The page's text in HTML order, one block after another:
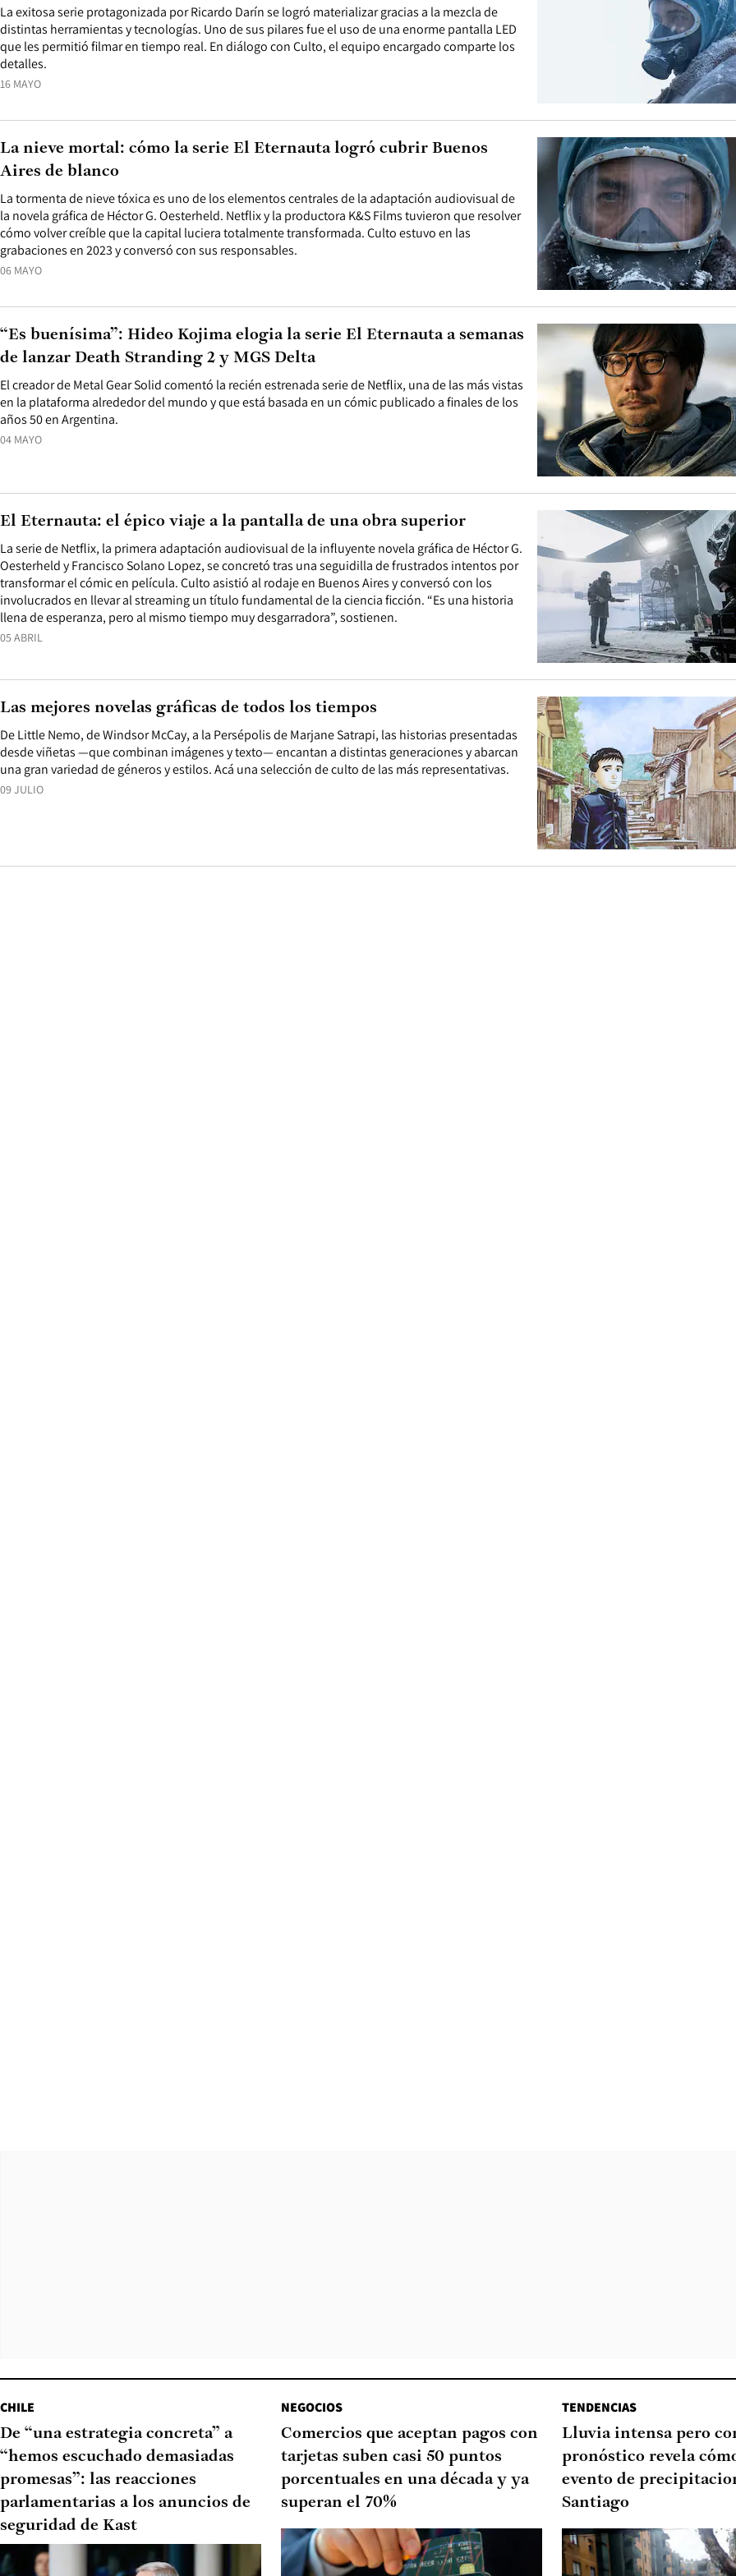
16 MAYO
La exitosa serie protagonizada por Ricardo Darín se logró materializar gracias a la mezcla de
distintas herramientas y tecnologías. Uno de sus pilares fue el uso de una enorme pantalla LED
que les permitió filmar en tiempo real. En diálogo con Culto, el equipo encargado comparte los
detalles.
06 MAYO
La tormenta de nieve tóxica es uno de los elementos centrales de la adaptación audiovisual de
la novela gráfica de Héctor G. Oesterheld. Netflix y la productora K&S Films tuvieron que resolver
cómo volver creíble que la capital luciera totalmente transformada. Culto estuvo en las
grabaciones en 2023 y conversó con sus responsables.
La nieve mortal: cómo la serie El Eternauta logró cubrir Buenos
Aires de blanco
04 MAYO
El creador de Metal Gear Solid comentó la recién estrenada serie de Netflix, una de las más vistas
en la plataforma alrededor del mundo y que está basada en un cómic publicado a finales de los
años 50 en Argentina.
“Es buenísima”: Hideo Kojima elogia la serie El Eternauta a semanas
de lanzar Death Stranding 2 y MGS Delta
05 ABRIL
La serie de Netflix, la primera adaptación audiovisual de la influyente novela gráfica de Héctor G.
Oesterheld y Francisco Solano Lopez, se concretó tras una seguidilla de frustrados intentos por
transformar el cómic en película. Culto asistió al rodaje en Buenos Aires y conversó con los
involucrados en llevar al streaming un título fundamental de la ciencia ficción. “Es una historia
llena de esperanza, pero al mismo tiempo muy desgarradora”, sostienen.
El Eternauta: el épico viaje a la pantalla de una obra superior
09 JULIO
De Little Nemo, de Windsor McCay, a la Persépolis de Marjane Satrapi, las historias presentadas
desde viñetas —que combinan imágenes y texto— encantan a distintas generaciones y abarcan
una gran variedad de géneros y estilos. Acá una selección de culto de las más representativas.
Las mejores novelas gráficas de todos los tiempos
CHILE
De “una estrategia concreta” a
“hemos escuchado demasiadas
promesas”: las reacciones
parlamentarias a los anuncios de
seguridad de Kast
NEGOCIOS
Comercios que aceptan pagos con
tarjetas suben casi 50 puntos
porcentuales en una década y ya
superan el 70%
TENDENCIAS
Lluvia intensa pero
pronóstico revela
evento de
Santiago